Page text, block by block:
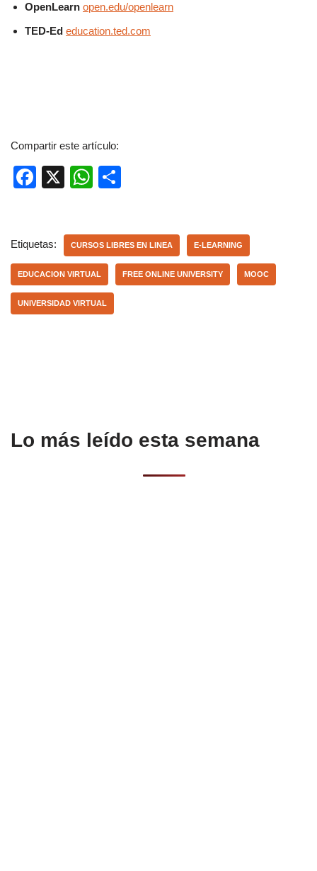
OpenLearn open.edu/openlearn
TED-Ed education.ted.com
Compartir este artículo:
F
e
b
o
o
X
W
s
A
p
p
p
ar
tir
Etiquetas: CURSOS LIBRES EN LINEA E-LEARNING
EDUCACION VIRTUAL FREE ONLINE UNIVERSITY MOOC
UNIVERSIDAD VIRTUAL
Lo más leído esta semana